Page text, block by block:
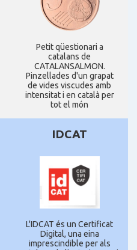
Petit qüestionari a
catalans de
CATALANSALMON.
Pinzellades d'un grapat
de vides viscudes amb
intensitat i en català per
tot el món
IDCAT
L'IDCAT és un Certificat
Digital, una eina
imprescindible per als